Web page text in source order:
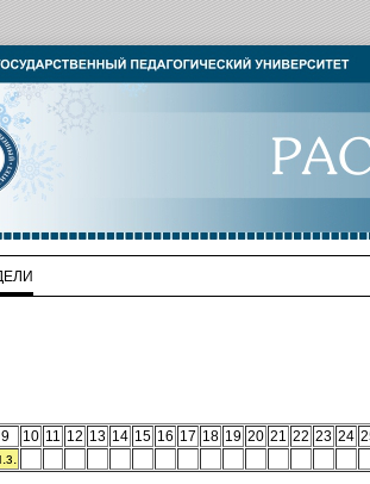
9 10 11 12 13 14 15 16 17 18 19 20 21 22 23 24